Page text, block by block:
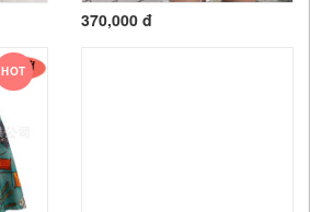
370,000 đ
HOT